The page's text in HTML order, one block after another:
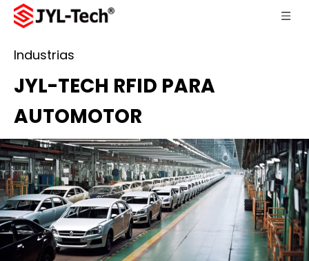
Industrias
JYL-TECH RFID PARA
AUTOMOTOR